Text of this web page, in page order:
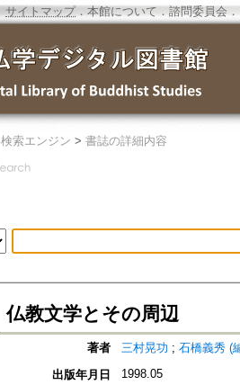
サイトマップ．本館について ． 諮問委員会 ．
検索エンジン > 書誌の詳細内容
仏教文学とその周辺
著者 三村晃功 ; 石橋義秀 (
出版年月日
1998.05